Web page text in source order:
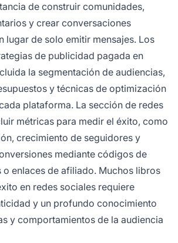
de construir comunidades,
y crear conversaciones
lugar de solo emitir mensajes. Los
de publicidad pagada en
la segmentación de audiencias,
y técnicas de optimización
plataforma. La sección de redes
métricas para medir el éxito, como
crecimiento de seguidores y
mediante códigos de
o enlaces de afiliado. Muchos libros
en redes sociales requiere
y un profundo conocimiento
y comportamientos de la audiencia